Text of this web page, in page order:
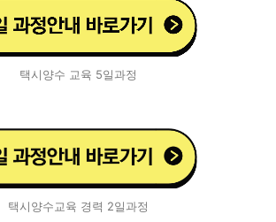
택시양수 교육 5일과정
택시양수교육 경력 2일과정